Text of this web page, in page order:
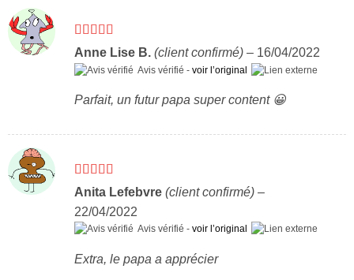
Note5 sur 5
Anne Lise B. (client confirmé) – 16/04/2022
Avis vérifié - voir l’original
Parfait, un futur papa super content 😀
Note5 sur 5
Anita Lefebvre (client confirmé) –
22/04/2022
Avis vérifié - voir l’original
Extra, le papa a apprécier